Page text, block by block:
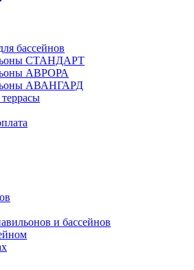
бассейнов
СТАНДАРТ
АВРОРА
АВАНГАРД
и бассейнов